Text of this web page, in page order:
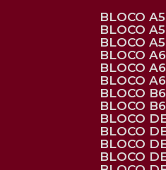
BLOCO
BLOCO
BLOCO
BLOCO
BLOCO
BLOCO
BLOCO
BLOCO
BLOCO
BLOCO
BLOCO
BLOCO